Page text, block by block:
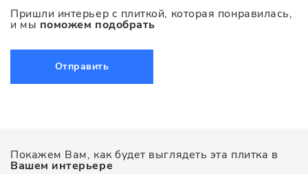
Пришли интерьер с плиткой, которая понравилась,
и мы поможем подобрать
Отправить
Покажем Вам, как будет выглядеть эта плитка в
Вашем интерьере